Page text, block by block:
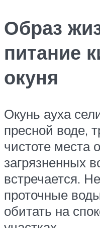
Образ
питание
окуня
Окунь ауха
пресной воде,
чистоте места
загрязненных
встречается.
проточные
обитать на